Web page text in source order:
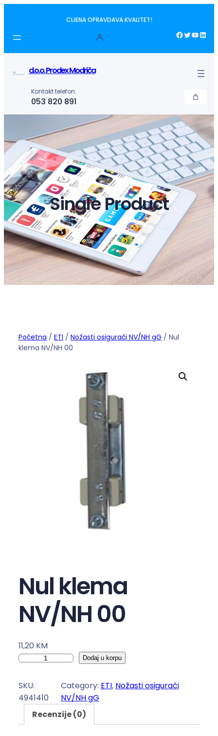
sadržaj
CIJENA OPRAVDAVA KVALITET!
Facebook Twitter YouTube LinkedIn
d.o.o. Prodex Modriča
Kontakt telefon:
053 820 891
Single Product
Početna / ETI / Nožasti osigurači NV/NH gG / Nul
klema NV/NH 00
Nul klema
NV/NH 00
11,20 KM
N
l
k
Dodaj u korpu
SKU:
4941410
Category: ETI, Nožasti osigurači
NV/NH gG
Recenzije (0)